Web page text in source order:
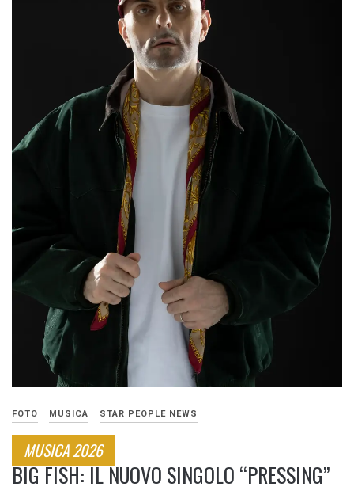
FOTO MUSICA STAR PEOPLE NEWS
MUSICA 2026
BIG FISH: IL NUOVO SINGOLO “PRESSING”